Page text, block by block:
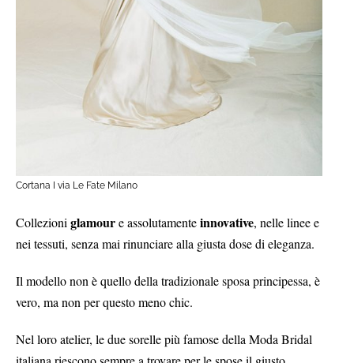
Cortana I via Le Fate Milano
Collezioni glamoure assolutamenteinnovative, nelle linee e
nei tessuti, senza mai rinunciare alla giusta dose di eleganza.
Il modello non è quello della tradizionale sposa principessa, è
vero, ma non per questo meno chic.
Nel loro atelier, le due sorelle più famose della Moda Bridal